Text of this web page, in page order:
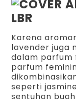
Karena
lavender juga
dalam parfum
parfum
seperti
sentuhan